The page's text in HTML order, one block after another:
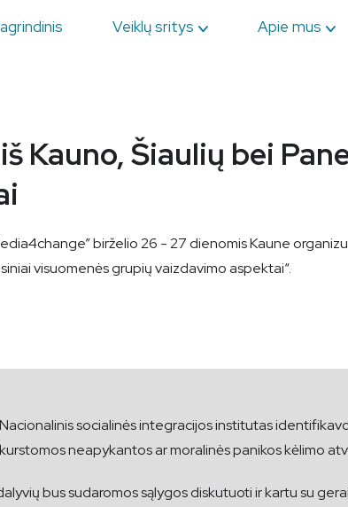
Veiklų sritys Apie mus
Kauno, Šiaulių bei
birželio 26 - 27 dienomis Kaune
visuomenės grupių vaizdavimo aspektai“.
socialinės integracijos institutas
neapykantos ar moralinės panikos kėlimo
bus sudaromos sąlygos diskutuoti ir kartu su